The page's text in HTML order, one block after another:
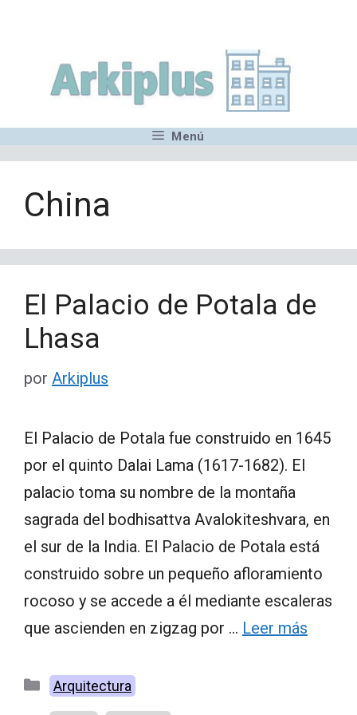
contenido
Menú
China
El Palacio de Potala de
Lhasa
por Arkiplus
El Palacio de Potala fue construido en 1645
por el quinto Dalai Lama (1617-1682). El
palacio toma su nombre de la montaña
sagrada del bodhisattva Avalokiteshvara, en
el sur de la India. El Palacio de Potala está
construido sobre un pequeño afloramiento
rocoso y se accede a él mediante escaleras
que ascienden en zigzag por … Leer más
Categorías
Arquitectura